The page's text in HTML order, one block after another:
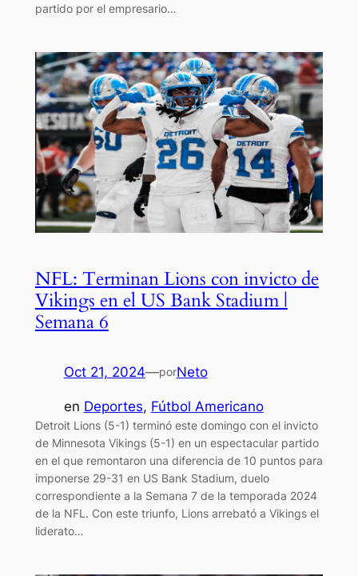
partido por el empresario…
NFL: Terminan Lions con invicto de
Vikings en el US Bank Stadium |
Semana 6
Oct 21, 2024—porNeto
en Deportes, Fútbol Americano
Detroit Lions (5-1) terminó este domingo con el invicto
de Minnesota Vikings (5-1) en un espectacular partido
en el que remontaron una diferencia de 10 puntos para
imponerse 29-31 en US Bank Stadium, duelo
correspondiente a la Semana 7 de la temporada 2024
de la NFL. Con este triunfo, Lions arrebató a Vikings el
liderato…